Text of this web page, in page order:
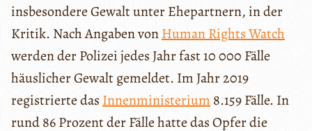
insbesondere Gewalt unter Ehepartnern, in der
Kritik. Nach Angaben vonHuman Rights Watch
werden der Polizei jedes Jahr fast 10 000 Fälle
häuslicher Gewalt gemeldet. Im Jahr 2019
registrierte das Innenministerium 8.159 Fälle. In
rund 86 Prozent der Fälle hatte das Opfer die